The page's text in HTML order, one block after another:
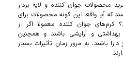
محصولات جوان کننده و لایه بردار
که آیا واقعا این گونه محصولات برای
جوان کننده معمولا اگر از
و آرایشی باشند و همچنین
باشند، به مرور زمان تأثیرات بسیار